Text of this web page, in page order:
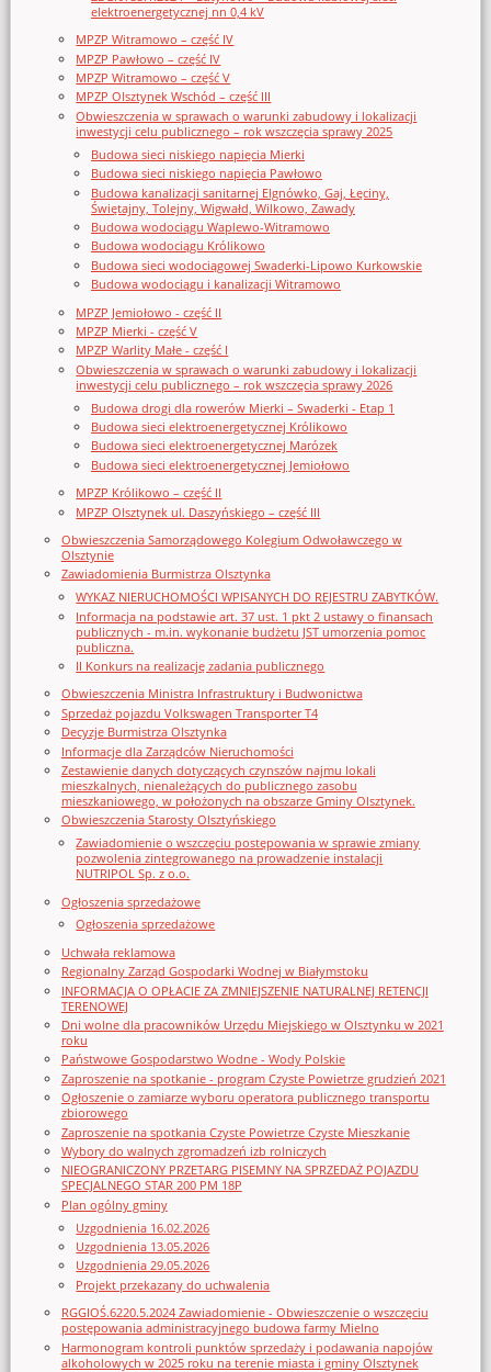
elektroenergetycznej nn 0,4 kV
MPZP Witramowo – część IV
MPZP Pawłowo – część IV
MPZP Witramowo – część V
MPZP Olsztynek Wschód – część III
Obwieszczenia w sprawach o warunki zabudowy i lokalizacji
inwestycji celu publicznego – rok wszczęcia sprawy 2025
Budowa sieci niskiego napięcia Mierki
Budowa sieci niskiego napięcia Pawłowo
Budowa kanalizacji sanitarnej Elgnówko, Gaj, Łęciny,
Świętajny, Tolejny, Wigwałd, Wilkowo, Zawady
Budowa wodociągu Waplewo-Witramowo
Budowa wodociągu Królikowo
Budowa sieci wodociągowej Swaderki-Lipowo Kurkowskie
Budowa wodociągu i kanalizacji Witramowo
MPZP Jemiołowo - część II
MPZP Mierki - część V
MPZP Warlity Małe - część I
Obwieszczenia w sprawach o warunki zabudowy i lokalizacji
inwestycji celu publicznego – rok wszczęcia sprawy 2026
Budowa drogi dla rowerów Mierki – Swaderki - Etap 1
Budowa sieci elektroenergetycznej Królikowo
Budowa sieci elektroenergetycznej Marózek
Budowa sieci elektroenergetycznej Jemiołowo
MPZP Królikowo – część II
MPZP Olsztynek ul. Daszyńskiego – część III
Obwieszczenia Samorządowego Kolegium Odwoławczego w
Olsztynie
Zawiadomienia Burmistrza Olsztynka
WYKAZ NIERUCHOMOŚCI WPISANYCH DO REJESTRU ZABYTKÓW.
Informacja na podstawie art. 37 ust. 1 pkt 2 ustawy o finansach
publicznych - m.in. wykonanie budżetu JST umorzenia pomoc
publiczna.
II Konkurs na realizację zadania publicznego
Obwieszczenia Ministra Infrastruktury i Budwonictwa
Sprzedaż pojazdu Volkswagen Transporter T4
Decyzje Burmistrza Olsztynka
Informacje dla Zarządców Nieruchomości
Zestawienie danych dotyczących czynszów najmu lokali
mieszkalnych, nienależących do publicznego zasobu
mieszkaniowego, w położonych na obszarze Gminy Olsztynek.
Obwieszczenia Starosty Olsztyńskiego
Zawiadomienie o wszczęciu postępowania w sprawie zmiany
pozwolenia zintegrowanego na prowadzenie instalacji
NUTRIPOL Sp. z o.o.
Ogłoszenia sprzedażowe
Ogłoszenia sprzedażowe
Uchwała reklamowa
Regionalny Zarząd Gospodarki Wodnej w Białymstoku
INFORMACJA O OPŁACIE ZA ZMNIEJSZENIE NATURALNEJ RETENCJI
TERENOWEJ
Dni wolne dla pracowników Urzędu Miejskiego w Olsztynku w 2021
roku
Państwowe Gospodarstwo Wodne - Wody Polskie
Zaproszenie na spotkanie - program Czyste Powietrze grudzień 2021
Ogłoszenie o zamiarze wyboru operatora publicznego transportu
zbiorowego
Zaproszenie na spotkania Czyste Powietrze Czyste Mieszkanie
Wybory do walnych zgromadzeń izb rolniczych
NIEOGRANICZONY PRZETARG PISEMNY NA SPRZEDAŻ POJAZDU
SPECJALNEGO STAR 200 PM 18P
Plan ogólny gminy
Uzgodnienia 16.02.2026
Uzgodnienia 13.05.2026
Uzgodnienia 29.05.2026
Projekt przekazany do uchwalenia
RGGIOŚ.6220.5.2024 Zawiadomienie - Obwieszczenie o wszczęciu
postępowania administracyjnego budowa farmy Mielno
Harmonogram kontroli punktów sprzedaży i podawania napojów
alkoholowych w 2025 roku na terenie miasta i gminy Olsztynek